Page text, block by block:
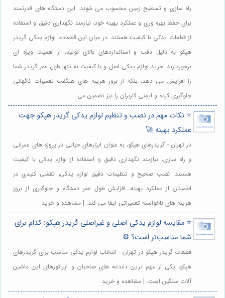
راه سازی و تسطیح زمین محسوب می شوند. این دستگاه های قدرتمند
برای حفظ بهره وری و عملکرد بهینه خود، نیازمند نگهداری دقیق و استفاده
از قطعات یدکی با کیفیت هستند. در میان این قطعات، لوازم یدکی گریدر
هپکو به دلیل دقت و استانداردهای بالای تولید، از اهمیت ویژه ای
برخوردارند. خرید لوازم یدکی اصل و با کیفیت نه تنها طول عمر گریدر شما
را افزایش می دهد، بلکه از بروز هزینه های هنگفت تعمیرات ناگهانی
جلوگیری کرده و ایمنی کاربران را نیز تضمین می
⭐️ نکات مهم در نصب و تنظیم لوازم یدکی گریدر هپکو جهت
عملکرد بهینه 🚀
در تهران - گریدرهای هپکو، به عنوان ابزارهای حیاتی در پروژه های عمرانی
و راه سازی، نیازمند نگهداری دقیق و استفاده از لوازم یدکی با کیفیت
هستند. نصب صحیح و تنظیمات دقیق لوازم یدکی، نقشی کلیدی در
اطمینان از عملکرد بهینه، افزایش طول عمر دستگاه و جلوگیری از بروز
هزینه های ناخواسته تعمیراتی ایفا می کند. | مشاهده و خرید
⭐️ مقایسه لوازم یدکی اصلی و غیراصلی گریدر هپکو: کدام برای
شما مناسب‌تر است؟ ⚙️
قطعات گریدر هپکو در تهران - انتخاب لوازم یدکی مناسب برای گریدرهای
هپکو، یکی از مهم ترین دغدغه های صاحبان و اپراتورهای این ماشین
آلات سنگین است. | مشاهده و خرید